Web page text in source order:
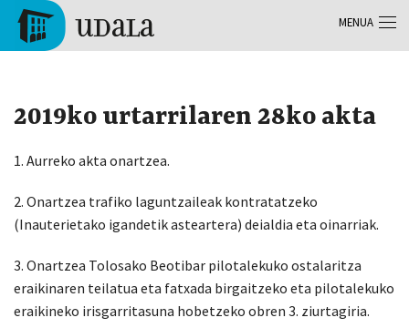
Skip to main content
2019ko urtarrilaren 28ko akta
1. Aurreko akta onartzea.
2. Onartzea trafiko laguntzaileak kontratatzeko
(Inauterietako igandetik asteartera) deialdia eta oinarriak.
3. Onartzea Tolosako Beotibar pilotalekuko ostalaritza
eraikinaren teilatua eta fatxada birgaitzeko eta pilotalekuko
eraikineko irisgarritasuna hobetzeko obren 3. ziurtagiria.
MENUA